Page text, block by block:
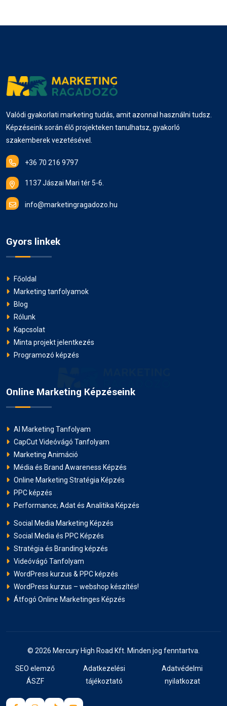
Valódi gyakorlati marketing tudás, amit azonnal használni tudsz.
Képzéseink során élő projekteken tanulhatsz, gyakorló
szakemberek vezetésével.
+36 70 216 9797
1137 Jászai Mari tér 5-6.
info@marketingragadozo.hu
Gyors linkek
Főoldal
Marketing tanfolyamok
Blog
Rólunk
Kapcsolat
Minta projekt jelentkezés
Programozó képzés
Online Marketing Képzéseink
AI Marketing Tanfolyam
CapCut Videóvágó Tanfolyam
Marketing Animáció
Média és Brand Awareness Képzés
Online Marketing Stratégia Képzés
PPC képzés
Performance; Adat és Analitika Képzés
Social Media Marketing Képzés
Social Media és PPC Képzés
Stratégia és Branding képzés
Videóvágó Tanfolyam
WordPress kurzus & PPC képzés
WordPress kurzus – webshop készítés!
Átfogó Online Marketinges Képzés
© 2026 Mercury High Road Kft. Minden jog fenntartva.
SEO elemző
ÁSZF
Adatkezelési
tájékoztató
Adatvédelmi
nyilatkozat